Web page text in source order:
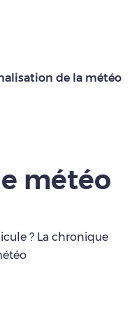
de la météo
météo
? La chronique